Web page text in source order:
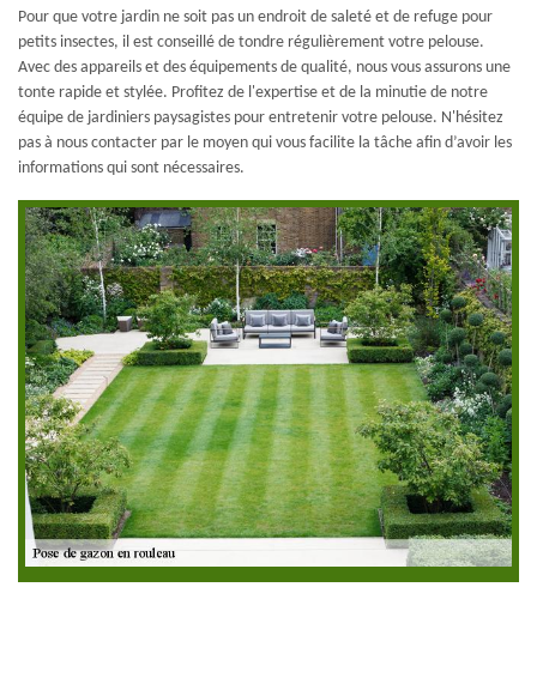
Pour que votre jardin ne soit pas un endroit de saleté et de refuge pour
petits insectes, il est conseillé de tondre régulièrement votre pelouse.
Avec des appareils et des équipements de qualité, nous vous assurons une
tonte rapide et stylée. Profitez de l'expertise et de la minutie de notre
équipe de jardiniers paysagistes pour entretenir votre pelouse. N'hésitez
pas à nous contacter par le moyen qui vous facilite la tâche afin d’avoir les
informations qui sont nécessaires.